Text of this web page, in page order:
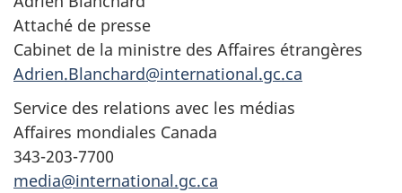
Attaché de presse
Cabinet de la ministre des Affaires étrangères
Adrien.Blanchard@international.gc.ca
Service des relations avec les médias
Affaires mondiales Canada
343-203-7700
media@international.gc.ca